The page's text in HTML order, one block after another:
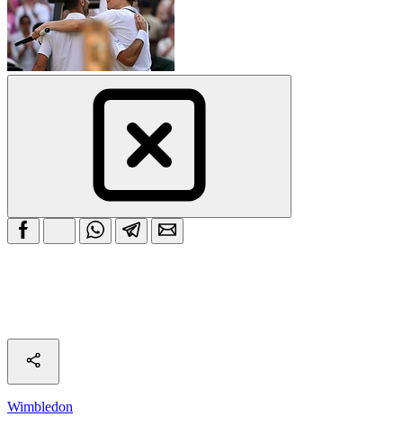
Wimbledon